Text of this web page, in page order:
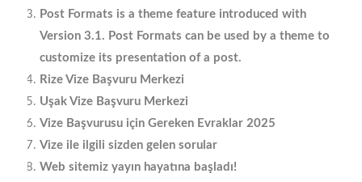
Post Formats is a theme feature introduced with
Version 3.1. Post Formats can be used by a theme to
customize its presentation of a post.
Rize Vize Başvuru Merkezi
Uşak Vize Başvuru Merkezi
Vize Başvurusu için Gereken Evraklar 2025
Vize ile ilgili sizden gelen sorular
Web sitemiz yayın hayatına başladı!